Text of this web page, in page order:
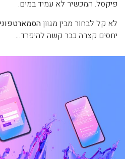
פיקסל. המכשיר לא עמיד במים.
לא קל לבחור מבין מגוון
יחסים קצרה כבר קשה להיפרד…